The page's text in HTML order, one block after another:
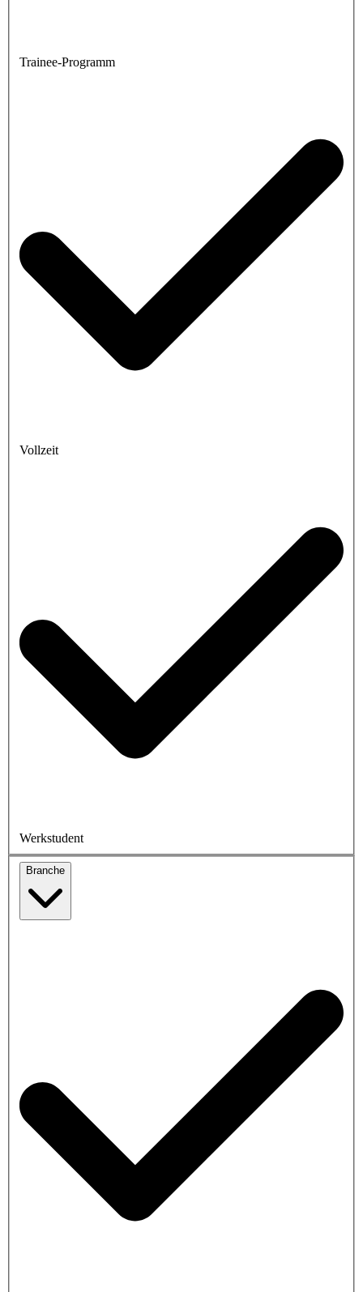
Trainee-Programm
Vollzeit
Werkstudent
Branche